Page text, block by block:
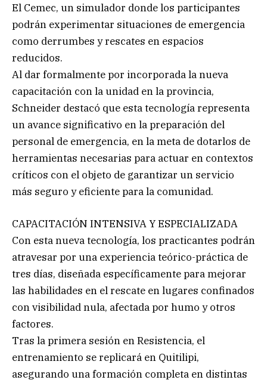
El Cemec, un simulador donde los participantes
podrán experimentar situaciones de emergencia
como derrumbes y rescates en espacios
reducidos.
Al dar formalmente por incorporada la nueva
capacitación con la unidad en la provincia,
Schneider destacó que esta tecnología representa
un avance significativo en la preparación del
personal de emergencia, en la meta de dotarlos de
herramientas necesarias para actuar en contextos
críticos con el objeto de garantizar un servicio
más seguro y eficiente para la comunidad.
CAPACITACIÓN INTENSIVA Y ESPECIALIZADA
Con esta nueva tecnología, los practicantes podrán
atravesar por una experiencia teórico-práctica de
tres días, diseñada específicamente para mejorar
las habilidades en el rescate en lugares confinados
con visibilidad nula, afectada por humo y otros
factores.
Tras la primera sesión en Resistencia, el
entrenamiento se replicará en Quitilipi,
asegurando una formación completa en distintas